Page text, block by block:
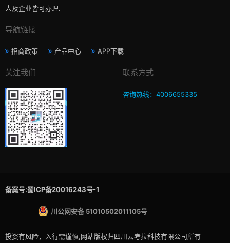
人及企业皆可办理.
导航链接
招商政策 产品中心 APP下载
关注我们 联系方式
咨询热线：4006655335
备案号:蜀ICP备20016243号-1
川公网安备 51010502011105号
投资有风险，入行需谨慎,网站版权归四川云考拉科技有限公司所有